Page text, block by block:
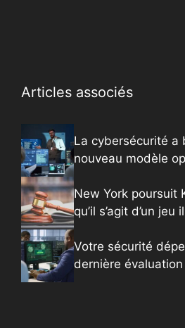
Articles associés
La cybersécurité a
nouveau modèle
New York poursuit
qu’il s’agit d’un jeu
Votre sécurité
dernière évaluation